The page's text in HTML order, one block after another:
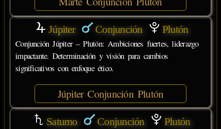
Júpiter Conjunción Plutón
Conjunción Júpiter – Plutón: Ambiciones fuertes, liderazgo
impactante. Determinación y visión para cambios
significativos con enfoque ético.
Júpiter Conjunción Plutón
Saturno Conjunción Plutón